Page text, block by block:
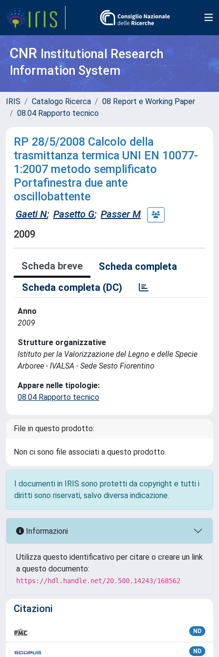
CNR Institutional Research
Information System
IRIS Catalogo Ricerca
08 Report e Working Paper
08.04 Rapporto tecnico
RP 28/5/2008 Calcolo della
trasmittanza termica UNI EN 10077-
1:2007 metodo semplificato
Portafinestra due ante
oscillobattente
Gaeti N; Pasetto G; Passer M
2009
Scheda breve
Scheda completa
Scheda completa (DC)
Anno
2009
Strutture organizzative
Istituto per la Valorizzazione del Legno e delle Specie
Arboree - IVALSA - Sede Sesto Fiorentino
Appare nelle tipologie:
08.04 Rapporto tecnico
File in questo prodotto:
Non ci sono file associati a questo prodotto.
I documenti in IRIS sono protetti da copyright e tutti i
diritti sono riservati, salvo diversa indicazione.
Informazioni
Utilizza questo identificativo per citare o creare un link
a questo documento:
https://hdl.handle.net/20.500.14243/168562
Citazioni
ND
ND